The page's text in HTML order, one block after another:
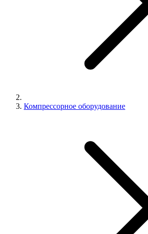
Компрессорное оборудование